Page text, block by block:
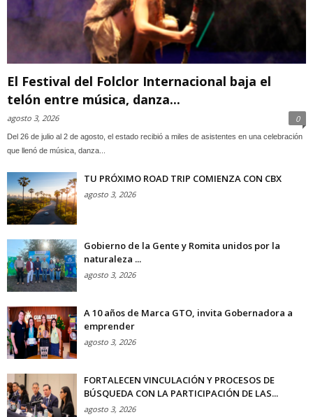
El Festival del Folclor Internacional baja el
telón entre música, danza...
agosto 3, 2026 0
Del 26 de julio al 2 de agosto, el estado recibió a miles de asistentes en una celebración
que llenó de música, danza...
TU PRÓXIMO ROAD TRIP COMIENZA CON CBX
agosto 3, 2026
Gobierno de la Gente y Romita unidos por la
naturaleza ...
agosto 3, 2026
A 10 años de Marca GTO, invita Gobernadora a
emprender
agosto 3, 2026
FORTALECEN VINCULACIÓN Y PROCESOS DE
BÚSQUEDA CON LA PARTICIPACIÓN DE LAS...
agosto 3, 2026